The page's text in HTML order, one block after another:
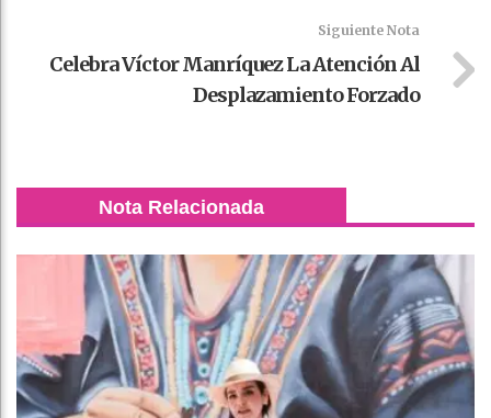
Siguiente Nota
Celebra Víctor Manríquez La Atención Al
Desplazamiento Forzado
Nota Relacionada